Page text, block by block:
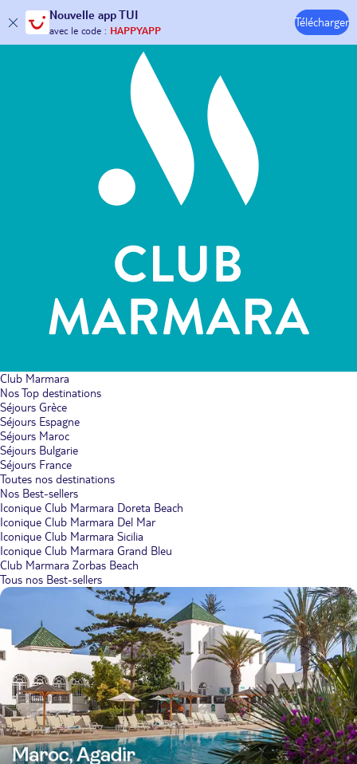
Nouvelle app TUI
30€ offerts*sur votrevoyage !
avec le code :HAPPYAPP
Télécharger
Hôtels & Clubs
Club Marmara
Nos Top destinations
Séjours Grèce
Séjours Espagne
Séjours Maroc
Séjours Bulgarie
Séjours France
Toutes nos destinations
Nos Best-sellers
Iconique Club Marmara Doreta Beach
Iconique Club Marmara Del Mar
Iconique Club Marmara Sicilia
Iconique Club Marmara Grand Bleu
Club Marmara Zorbas Beach
Tous nos Best-sellers